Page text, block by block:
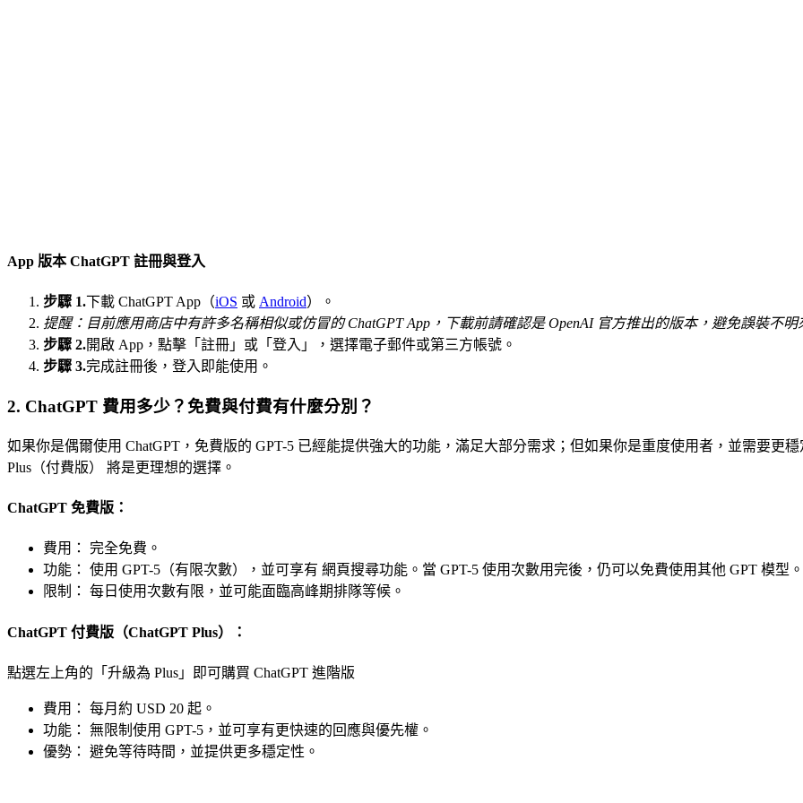
App 版本 ChatGPT 註冊與登入
步驟 1.下載 ChatGPT App（iOS 或 Android）。
提醒：目前應用商店中有許多名稱相似或仿冒的 ChatGPT App，下載前請確認是 OpenAI 官方推出的版本，避免誤裝不明
步驟 2.開啟 App，點擊「註冊」或「登入」，選擇電子郵件或第三方帳號。
步驟 3.完成註冊後，登入即能使用。
2. ChatGPT 費用多少？免費與付費有什麼分別？
如果你是偶爾使用 ChatGPT，免費版的 GPT-5 已經能提供強大的功能，滿足大部分需求；但如果你是重度使用者，並需要更
Plus（付費版） 將是更理想的選擇。
ChatGPT 免費版：
費用： 完全免費。
功能： 使用 GPT-5（有限次數），並可享有 網頁搜尋功能。當 GPT-5 使用次數用完後，仍可以免費使用其他 GPT 模型。
限制： 每日使用次數有限，並可能面臨高峰期排隊等候。
ChatGPT 付費版（ChatGPT Plus）：
點選左上角的「升級為 Plus」即可購買 ChatGPT 進階版
費用： 每月約 USD 20 起。
功能： 無限制使用 GPT-5，並可享有更快速的回應與優先權。
優勢： 避免等待時間，並提供更多穩定性。